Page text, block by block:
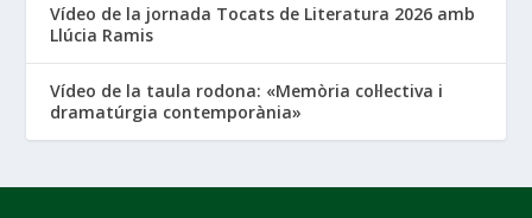
Vídeo de la jornada Tocats de Literatura 2026 amb
Llúcia Ramis
Vídeo de la taula rodona: «Memòria col·lectiva i
dramatúrgia contemporània»